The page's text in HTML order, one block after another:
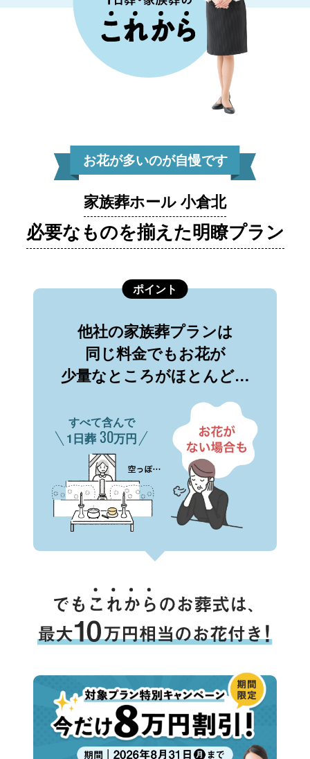
お花が多いのが自慢です
家族葬ホール 小倉北
必要なものを揃えた明瞭プラン
ポイント
他社の家族葬プランは
同じ料金でもお花が
少量なところがほとんど…
すべて含んで
1日葬 30万円